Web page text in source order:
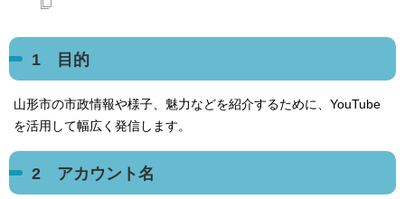
1 目的
山形市の市政情報や様子、魅力などを紹介するために、YouTube
を活用して幅広く発信します。
2 アカウント名